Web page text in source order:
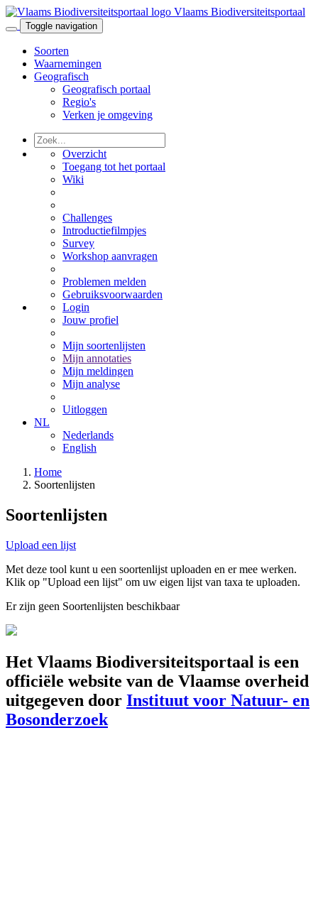
Vlaams Biodiversiteitsportaal
Toggle navigation
Soorten
Waarnemingen
Geografisch
Geografisch portaal
Regio's
Verken je omgeving
Overzicht
Toegang tot het portaal
Wiki
Challenges
Introductiefilmpjes
Survey
Workshop aanvragen
Problemen melden
Gebruiksvoorwaarden
Login
Jouw profiel
Mijn soortenlijsten
Mijn annotaties
Mijn meldingen
Mijn analyse
Uitloggen
NL
Nederlands
English
Home
Soortenlijsten
Soortenlijsten
Upload een lijst
Met deze tool kunt u een soortenlijst uploaden en er mee werken.
Klik op "Upload een lijst" om uw eigen lijst van taxa te uploaden.
Er zijn geen Soortenlijsten beschikbaar
Het Vlaams Biodiversiteitsportaal is een
officiële website van de Vlaamse overheid
uitgegeven door Instituut voor Natuur- en
Bosonderzoek